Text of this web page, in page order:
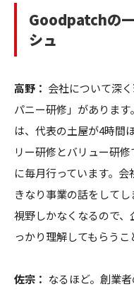
Goodpatchの
シュ
高野： 会社について深
パニー研修」がありま
は、代表の土屋が4時間
リー研修とバリュー研
に毎月行っています。
きなり事業の話をして
視野しかなくなるので
っかり理解してもらうこ
佐宗： なるほど。創業